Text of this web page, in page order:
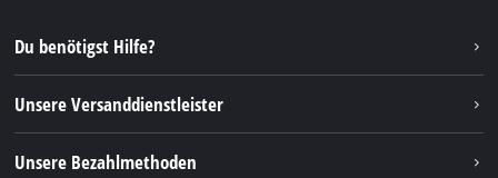
FAQs
Rücksendungen / Widerruf
Verpackungsrichtlinien
Hinweise zur Batterieentsorgung
Instagram
TikTok
Pinterest
Linkedin
Du benötigst Hilfe?
Unsere Versanddienstleister
Unsere Bezahlmethoden